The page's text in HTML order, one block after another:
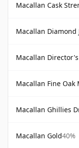
Macallan Cask
Macallan Diamond
Macallan
Macallan Fine Oak
Macallan Ghillies
Macallan Gold40%